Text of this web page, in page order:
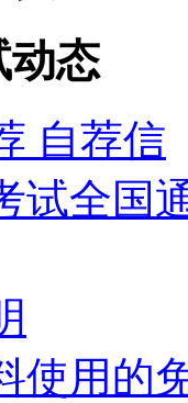
动态
自荐信
试全国
使用的